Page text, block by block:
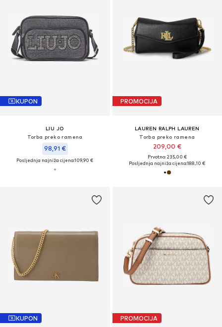
KUPON
LIU JO
Torba preko ramena
98,91 €
Posljednja najniža cijena:109,90 €
PROMOCIJA
LAUREN RALPH LAUREN
Torba preko ramena
209,00 €
Prvotno: 235,00 €
Posljednja najniža cijena:188,10 €
KUPON PROMOCIJA